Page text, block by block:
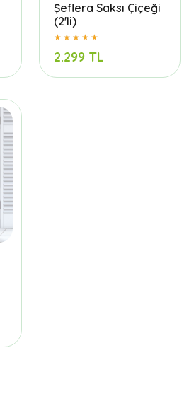
Şeflera Saksı Çiçeği
(2'li)
2.299 TL